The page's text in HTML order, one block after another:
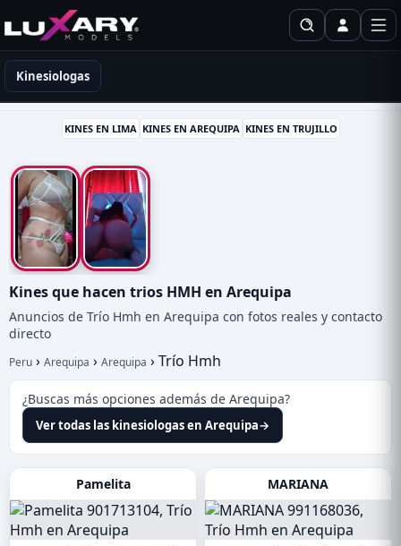
Kinesiólogas en Perú
Kinesiologas
KINES EN LIMA KINES EN AREQUIPA KINES EN TRUJILLO
Kines que hacen trios HMH en Arequipa
Anuncios de Trío Hmh en Arequipa con fotos reales y contacto
directo
Peru › Arequipa › Arequipa ›Trío Hmh
¿Buscas más opciones además de Arequipa?
Ver todas las kinesiologas en Arequipa→
Pamelita MARIANA